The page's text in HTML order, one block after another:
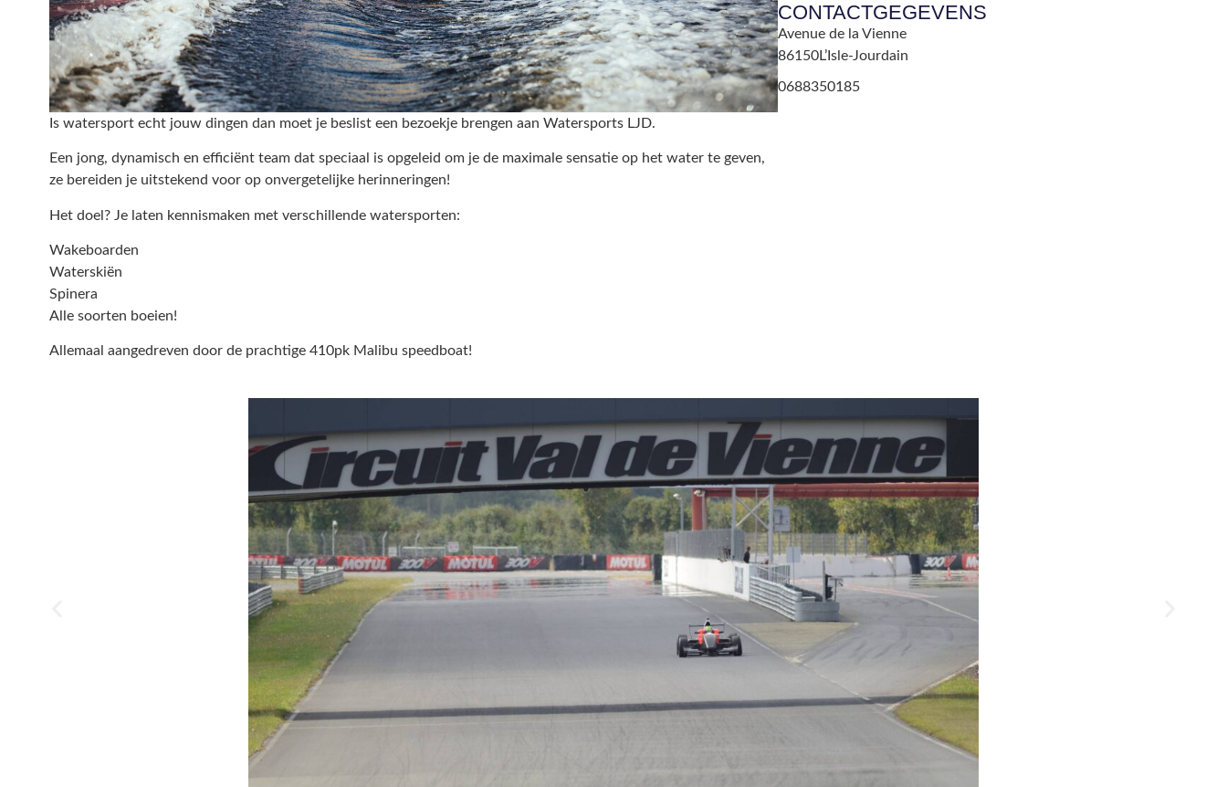
Is watersport echt jouw dingen dan moet je beslist een bezoekje brengen aan Watersports LJD.
Een jong, dynamisch en efficiënt team dat speciaal is opgeleid om je de maximale sensatie op het water te geven,
ze bereiden je uitstekend voor op onvergetelijke herinneringen!
Het doel? Je laten kennismaken met verschillende watersporten:
Wakeboarden
Waterskiën
Spinera
Alle soorten boeien!
Allemaal aangedreven door de prachtige 410pk Malibu speedboat!
CONTACTGEGEVENS
Avenue de la Vienne
86150L’Isle-Jourdain
0688350185